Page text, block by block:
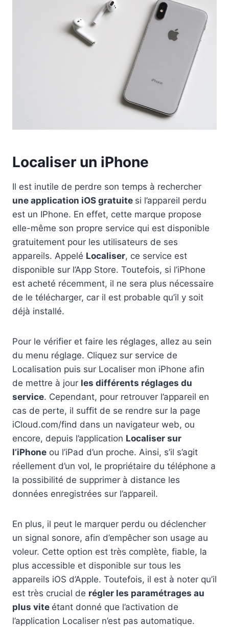
Localiser un iPhone
Il est inutile de perdre son temps à rechercher
une application iOS gratuite si l’appareil perdu
est un IPhone. En effet, cette marque propose
elle-même son propre service qui est disponible
gratuitement pour les utilisateurs de ses
appareils. Appelé Localiser, ce service est
disponible sur l’App Store. Toutefois, si l’iPhone
est acheté récemment, il ne sera plus nécessaire
de le télécharger, car il est probable qu’il y soit
déjà installé.
Pour le vérifier et faire les réglages, allez au sein
du menu réglage. Cliquez sur service de
Localisation puis sur Localiser mon iPhone afin
de mettre à jour les différents réglages du
service. Cependant, pour retrouver l’appareil en
cas de perte, il suffit de se rendre sur la page
iCloud.com/find dans un navigateur web, ou
encore, depuis l’application Localiser sur
l’iPhone ou l’iPad d’un proche. Ainsi, s’il s’agit
réellement d’un vol, le propriétaire du téléphone a
la possibilité de supprimer à distance les
données enregistrées sur l’appareil.
En plus, il peut le marquer perdu ou déclencher
un signal sonore, afin d’empêcher son usage au
voleur. Cette option est très complète, fiable, la
plus accessible et disponible sur tous les
appareils iOS d’Apple. Toutefois, il est à noter qu’il
est très crucial de régler les paramétrages au
plus vite étant donné que l’activation de
l’application Localiser n’est pas automatique.